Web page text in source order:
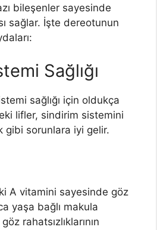
bileşenler sayesinde
sağlar. İşte dereotunun
Sağlığı
sağlığı için oldukça
lifler, sindirim sistemini
gibi sorunlara iyi gelir.
A vitamini sayesinde göz
yaşa bağlı makula
rahatsızlıklarının